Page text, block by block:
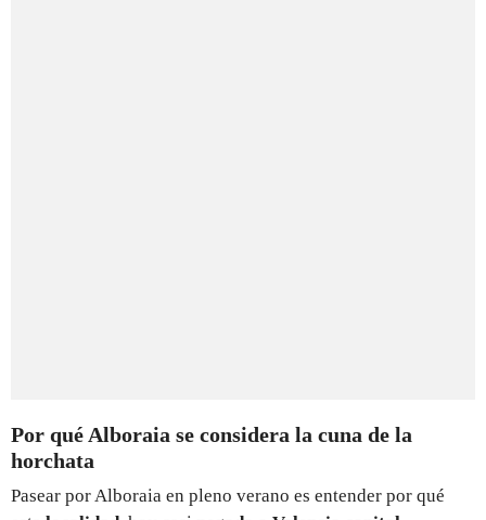
Por qué Alboraia se considera la cuna de la
horchata
Pasear por Alboraia en pleno verano es entender por qué